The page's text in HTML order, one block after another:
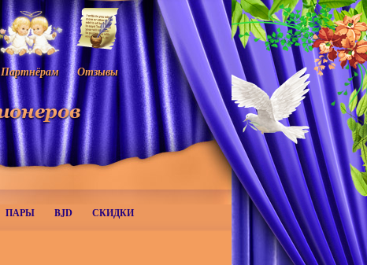
Партнёрам Отзывы
ПАРЫ BJD СКИДКИ